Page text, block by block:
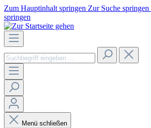
Zum Hauptinhalt springen Zur Suche springen
springen
Menü schließen